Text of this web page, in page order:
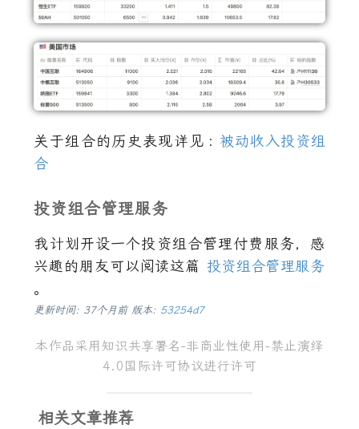
关于组合的历史表现详见 : 被动收入投资组
合
投资组合管理服务
我计划开设一个投资组合管理付费服务，感
兴趣的朋友可以阅读这篇 投资组合管理服务
。
更新时间: 37个月前 版本: 53254d7
本作品采用 知识共享署名-非商业性使用-禁止演绎
4.0 国际许可协议进行许可
相关文章推荐